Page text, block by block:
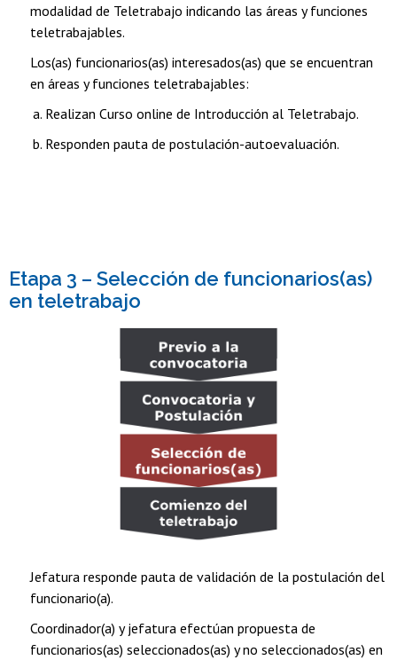
modalidad de Teletrabajo indicando las áreas y funciones
teletrabajables.
Los(as) funcionarios(as) interesados(as) que se encuentran
en áreas y funciones teletrabajables:
Realizan Curso online de Introducción al Teletrabajo.
Responden pauta de postulación-autoevaluación.
Etapa 3 – Selección de funcionarios(as)
en teletrabajo
Jefatura responde pauta de validación de la postulación del
funcionario(a).
Coordinador(a) y jefatura efectúan propuesta de
funcionarios(as) seleccionados(as) y no seleccionados(as) en